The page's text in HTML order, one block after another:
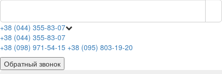
+38 (044) 355-83-07
+38 (044) 355-83-07
+38 (098) 971-54-15 +38 (095) 803-19-20
Обратный звонок